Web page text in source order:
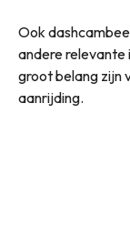
Ook
andere relevante
groot belang zijn
aanrijding.